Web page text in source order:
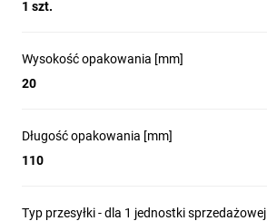
1 szt.
Wysokość opakowania [mm]
20
Długość opakowania [mm]
110
Typ przesyłki - dla 1 jednostki sprzedażowej